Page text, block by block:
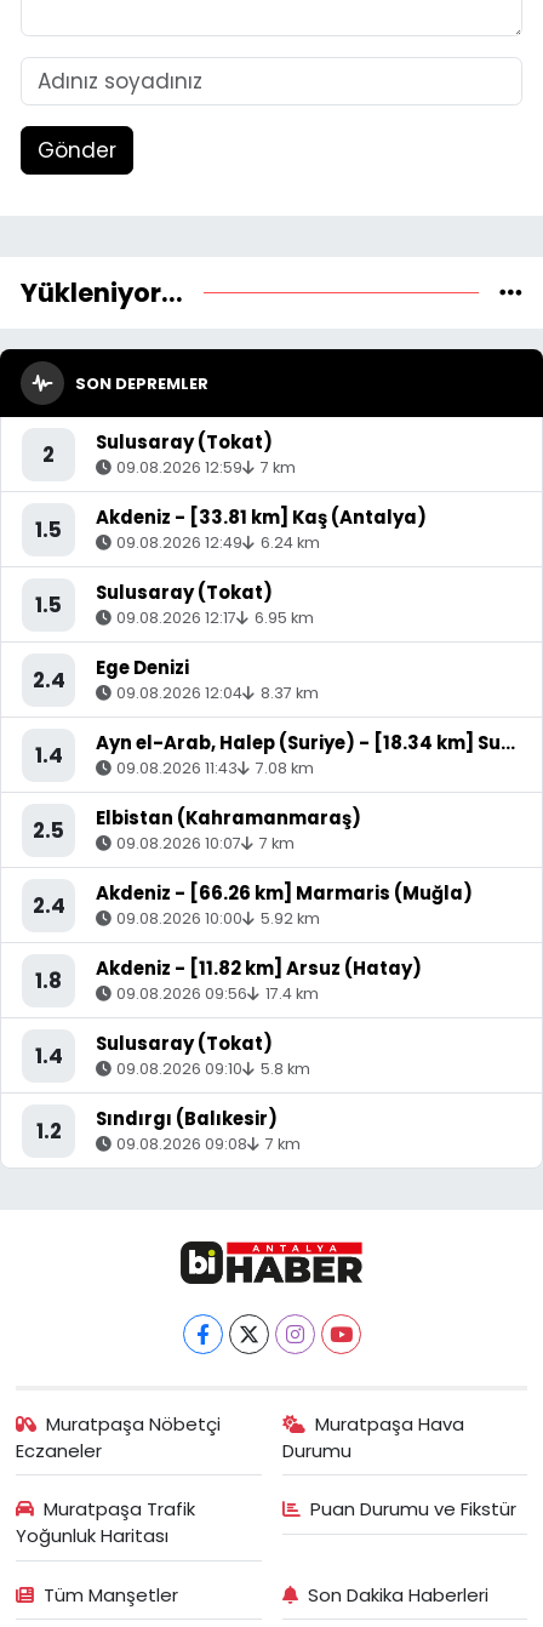
Gönder
Yükleniyor...
SON DEPREMLER
2 Sulusaray (Tokat)
09.08.2026 12:59 7 km
1.5 Akdeniz - [33.81 km] Kaş (Antalya)
09.08.2026 12:49 6.24 km
1.5 Sulusaray (Tokat)
09.08.2026 12:17 6.95 km
2.4 Ege Denizi
09.08.2026 12:04 8.37 km
1.4 Ayn el-Arab, Halep (Suriye) - [18.34 km] Suruç (Şanlıurfa)
09.08.2026 11:43 7.08 km
2.5 Elbistan (Kahramanmaraş)
09.08.2026 10:07 7 km
2.4 Akdeniz - [66.26 km] Marmaris (Muğla)
09.08.2026 10:00 5.92 km
1.8 Akdeniz - [11.82 km] Arsuz (Hatay)
09.08.2026 09:56 17.4 km
1.4 Sulusaray (Tokat)
09.08.2026 09:10 5.8 km
1.2 Sındırgı (Balıkesir)
09.08.2026 09:08 7 km
Muratpaşa Nöbetçi
Eczaneler
Muratpaşa Hava
Durumu
Muratpaşa Trafik
Yoğunluk Haritası
Puan Durumu ve Fikstür
Tüm Manşetler Son Dakika Haberleri